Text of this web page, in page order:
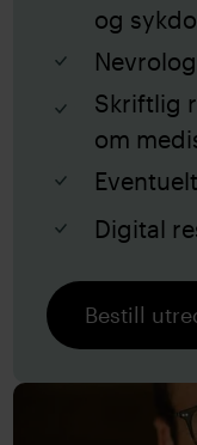
og
Skriftlig
om
Digital
Bestill